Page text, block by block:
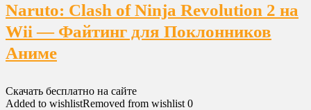
Naruto: Clash of Ninja Revolution 2 на
Wii — Файтинг для Поклонников
Аниме
Скачать бесплатно на сайте
Added to wishlistRemoved from wishlist 0